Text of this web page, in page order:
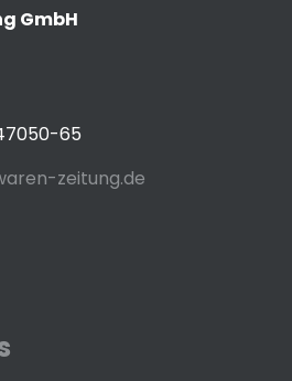
GmbH
65
zeitung.de